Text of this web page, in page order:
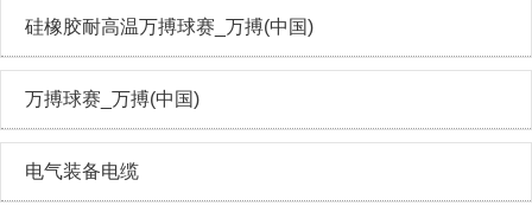
硅橡胶耐高温万搏球赛_万搏(中国)
万搏球赛_万搏(中国)
电气装备电缆